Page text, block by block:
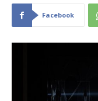
Facebook